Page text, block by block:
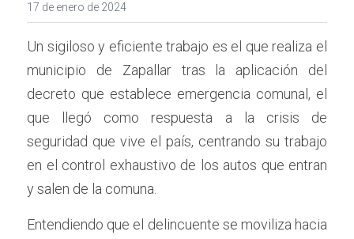
17 de enero de 2024
Un sigiloso y eficiente trabajo es el que realiza el
municipio de Zapallar tras la aplicación del
decreto que establece emergencia comunal, el
que llegó como respuesta a la crisis de
seguridad que vive el país, centrando su trabajo
en el control exhaustivo de los autos que entran
y salen de la comuna.
Entendiendo que el delincuente se moviliza hacia